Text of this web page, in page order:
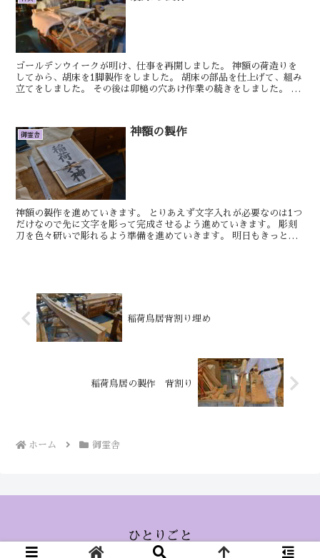
ゴールデンウイークが明け、仕事を再開しました。 神額の荷造りを
してから、胡床を1脚製作をしました。 胡床の部品を仕上げて、組み
立てをしました。 その後は卯槌の穴あけ作業の続きをしました。 明
御霊舎 神額の製作
神額の製作を進めていきます。 とりあえず文字入れが必要なのは1つ
だけなので先に文字を彫って完成させるよう進めていきます。 彫刻
刀を色々研いで彫れるよう準備を進めていきます。 明日もきっとい
稲荷鳥居背割り埋め
稲荷鳥居の製作 背割り
ホーム 御霊舎
ひとりごと